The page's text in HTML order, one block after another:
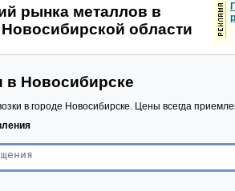
рынка металлов в
области
в Новосибирске
в городе Новосибирске. Цены всегда